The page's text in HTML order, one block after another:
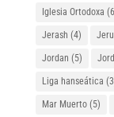
Iglesia Ortodoxa
Jerash (4)
Jordan (5)
Liga hanseática
Mar Muerto(5)